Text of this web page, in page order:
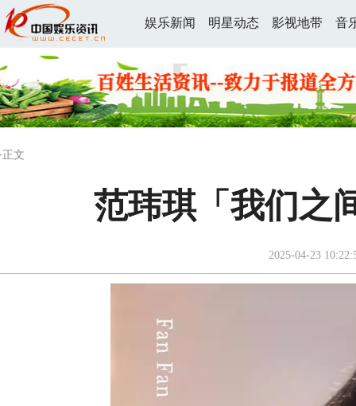
娱乐新闻 明星动态 影视地带 音
文
范玮琪「我们之
2025-04-23